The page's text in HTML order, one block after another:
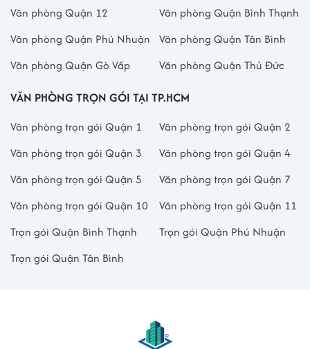
Văn phòng Quận 12
Văn phòng Quận Bình Thạnh
Văn phòng Quận Phú Nhuận
Văn phòng Quận Tân Bình
Văn phòng Quận Gò Vấp
Văn phòng Quận Thủ Đức
VĂN PHÒNG TRỌN GÓI TẠI TP.HCM
Văn phòng trọn gói Quận 1
Văn phòng trọn gói Quận 2
Văn phòng trọn gói Quận 3
Văn phòng trọn gói Quận 4
Văn phòng trọn gói Quận 5
Văn phòng trọn gói Quận 7
Văn phòng trọn gói Quận 10
Văn phòng trọn gói Quận 11
Trọn gói Quận Bình Thạnh
Trọn gói Quận Phú Nhuận
Trọn gói Quận Tân Bình